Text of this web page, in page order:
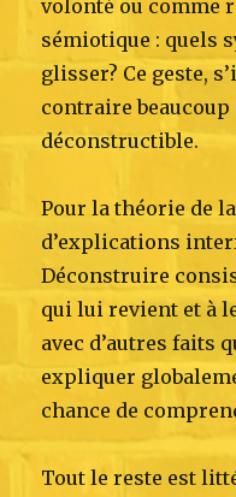
volonté ou comme
sémiotique : quels
glisser? Ce geste,
contraire
déconstructible.
Pour la théorie de
d’explications
Déconstruire
qui lui revient et à
avec d’autres faits
expliquer
chance de
Tout le reste est